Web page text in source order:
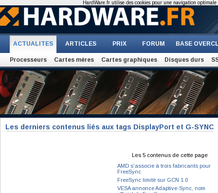
ACTUALITES ARTICLES PRIX FORUM BASE
Processeurs Cartes mères Cartes graphiques Disques durs
Les derniers contenus liés aux tags DisplayPort et G-SYNC
Les 5 contenus de cette page
AMD s'associe à trois fabricants pour
FreeSync
FreeSync limité sur GCN 1.0
VESA annonce Adaptive-Sync, nom
HardWare.fr utilise des cookies pour une navigation